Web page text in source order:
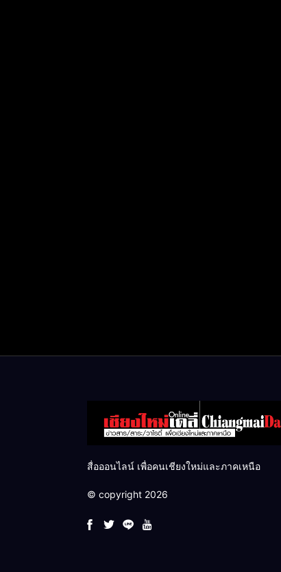
สื่อออนไลน์ เพื่อคนเชียงใหม่และภาคเหนือ
© copyright 2026